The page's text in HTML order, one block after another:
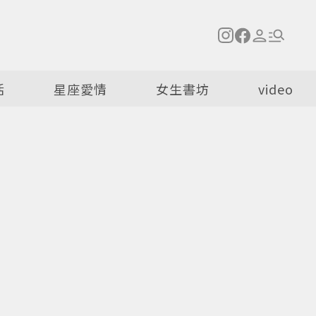
星座愛情 女生書坊 video